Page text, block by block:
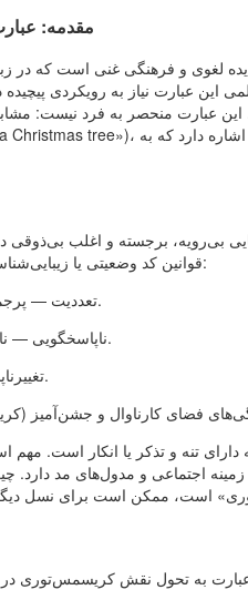
مقدمه:
لغوی و فرهنگی غنی است که در
این عبارت نیاز به رویکردی
عبارت منحصر به فرد نیست:
بی‌رویه، برجسته و اغلب بی‌ذوقی
قوانین کد وضعیتی یا زیبایی‌شناسی نقض می‌کند. کنوتاسیون‌های کلیدی:
تعددیت — پرجمعیت بودن با جزئیات، رنگ‌ها و زینت‌ها.
ناپاسخگویی — ناهماهنگی با زمینه (مثلاً محیط روزمره).
تغییرناپذیری — ترکیب عناصر غیرقابل ترکیب.
تنه و تذکر یا انکار است.
اجتماعی و مدول‌های مد دارد.